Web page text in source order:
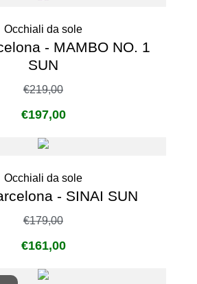
Occhiali da sole
- MAMBO NO. 1
SUN
€219,00
€197,00
Occhiali da sole
- SINAI SUN
€179,00
€161,00